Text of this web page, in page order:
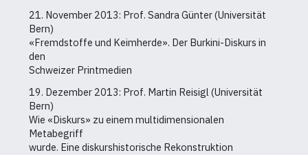
21. November 2013: Prof. Sandra Günter (Universität
Bern)
«Fremdstoffe und Keimherde». Der Burkini-Diskurs in
den
Schweizer Printmedien
19. Dezember 2013: Prof. Martin Reisigl (Universität
Bern)
Wie «Diskurs» zu einem multidimensionalen
Metabegriff
wurde. Eine diskurshistorische Rekonstruktion